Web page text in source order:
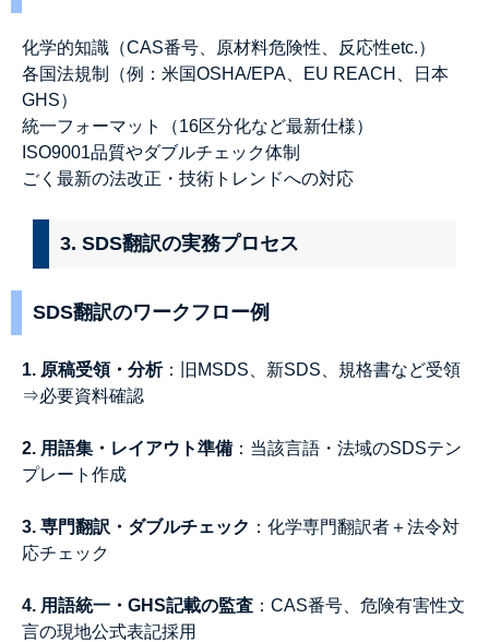
化学的知識（CAS番号、原材料危険性、反応性etc.）
各国法規制（例：米国OSHA/EPA、EU REACH、日本
GHS）
統一フォーマット（16区分化など最新仕様）
ISO9001品質やダブルチェック体制
ごく最新の法改正・技術トレンドへの対応
3. SDS翻訳の実務プロセス
SDS翻訳のワークフロー例
1. 原稿受領・分析：旧MSDS、新SDS、規格書など受領
⇒必要資料確認
2. 用語集・レイアウト準備 ：当該言語・法域のSDSテン
プレート作成
3. 専門翻訳・ダブルチェック ：化学専門翻訳者＋法令対
応チェック
4. 用語統一・GHS記載の監査 ：CAS番号、危険有害性文
言の現地公式表記採用